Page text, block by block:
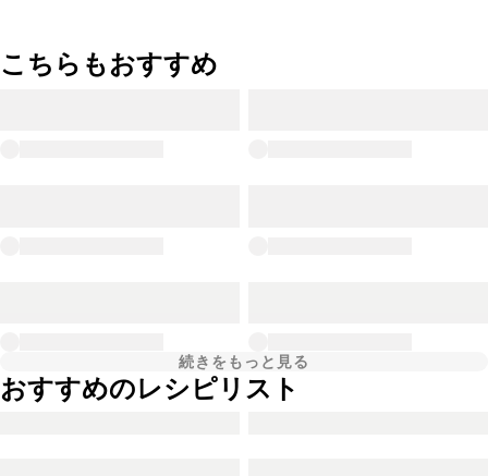
こちらもおすすめ
続きをもっと見る
おすすめのレシピリスト